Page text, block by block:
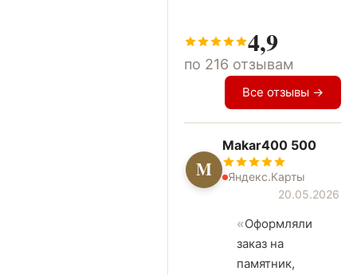
4,9
по 216 отзывам
Все отзывы →
M
Makar400 500
Яндекс.Карты
20.05.2026
Оформляли
заказ на
памятник,